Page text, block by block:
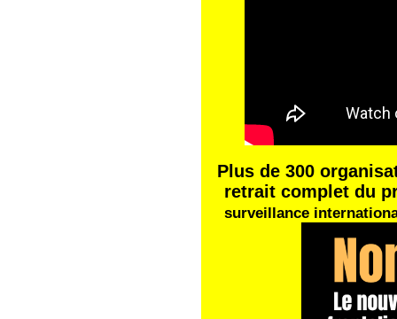
Plus de 300
retrait complet du
surveillance